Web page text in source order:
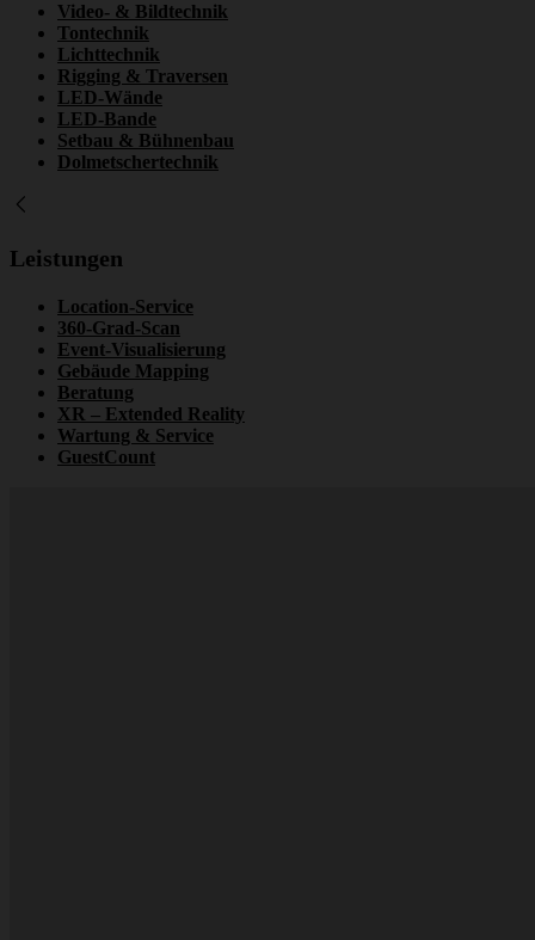
Video- & Bildtechnik
Tontechnik
Lichttechnik
Rigging & Traversen
LED-Wände
LED-Bande
Setbau & Bühnenbau
Dolmetschertechnik
Leistungen
Location-Service
360-Grad-Scan
Event-Visualisierung
Gebäude Mapping
Beratung
XR – Extended Reality
Wartung & Service
GuestCount